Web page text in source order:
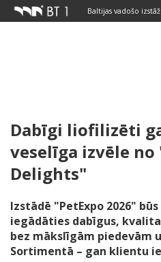
Baltijas vadošo
Dabīgi liofilizēti
veselīga izvēle
Delights"
Izstādē "PetExpo 2026"
iegādāties dabīgus,
bez mākslīgām piedevām
Sortimentā – gan klientu